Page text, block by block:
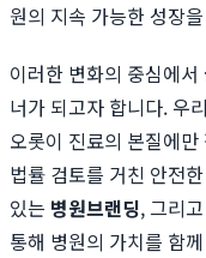
원의 지속 가능한 성장
이러한 변화의 중심에서
너가 되고자 합니다. 우
오롯이 진료의 본질에
법률 검토를 거친 안전
있는 병원브랜딩, 그리
통해 병원의 가치를 함